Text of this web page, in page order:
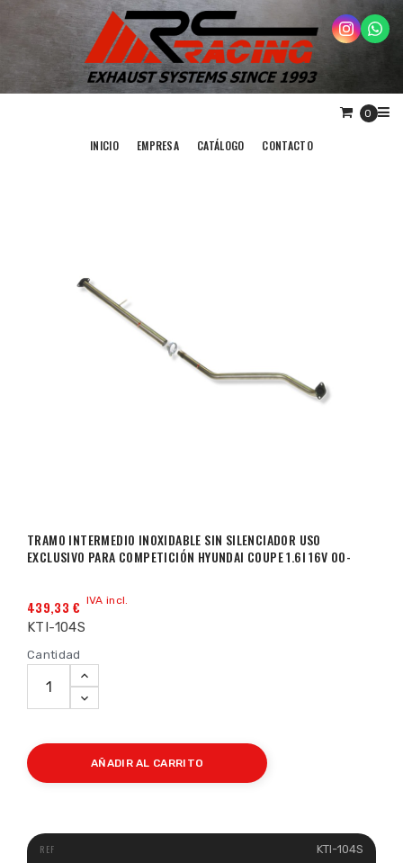
0
INICIO EMPRESA CATÁLOGO CONTACTO
TRAMO INTERMEDIO INOXIDABLE SIN SILENCIADOR USO
EXCLUSIVO PARA COMPETICIÓN HYUNDAI COUPE 1.6I 16V 00-
439,33 € IVA incl.
KTI-104S
Cantidad
AÑADIR AL CARRITO
KTI-104S